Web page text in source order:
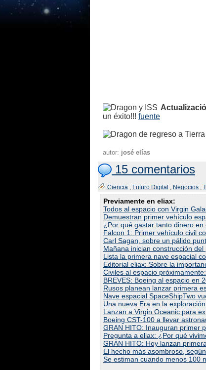
un éxito!!! fuente
autor: josé elías
15 comentarios
Ciencia , Futuro Digital , Negocios ,
Previamente en eliax:
Todos al espacio con Virgin
Demuestran primer vehículo
¿Por qué gastar tanto dinero en
Falcon 1: Primer vehículo civil
Carl Sagan, sobre un pálido
Mañana inician construcción
Lista la primera nave espacial
Editorial eliax: Sobre la
Civiles al espacio
BREVES: Boeing al espacio en
Rusos planean lanzar primera
Nave espacial SpaceShipTwo
Una nueva Era en la
Lanzan a Virgin Oceanic para
Boeing CST-100 a llevar
GRAN HITO: Inauguran primer
Pregunta a eliax: ¿Por qué
GRAN HITO: Hoy lanzan
El hecho más asombroso,
Se estiman cuando menos 100